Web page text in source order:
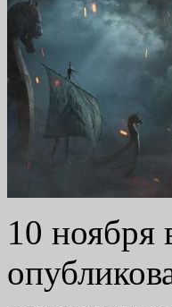
10 ноября